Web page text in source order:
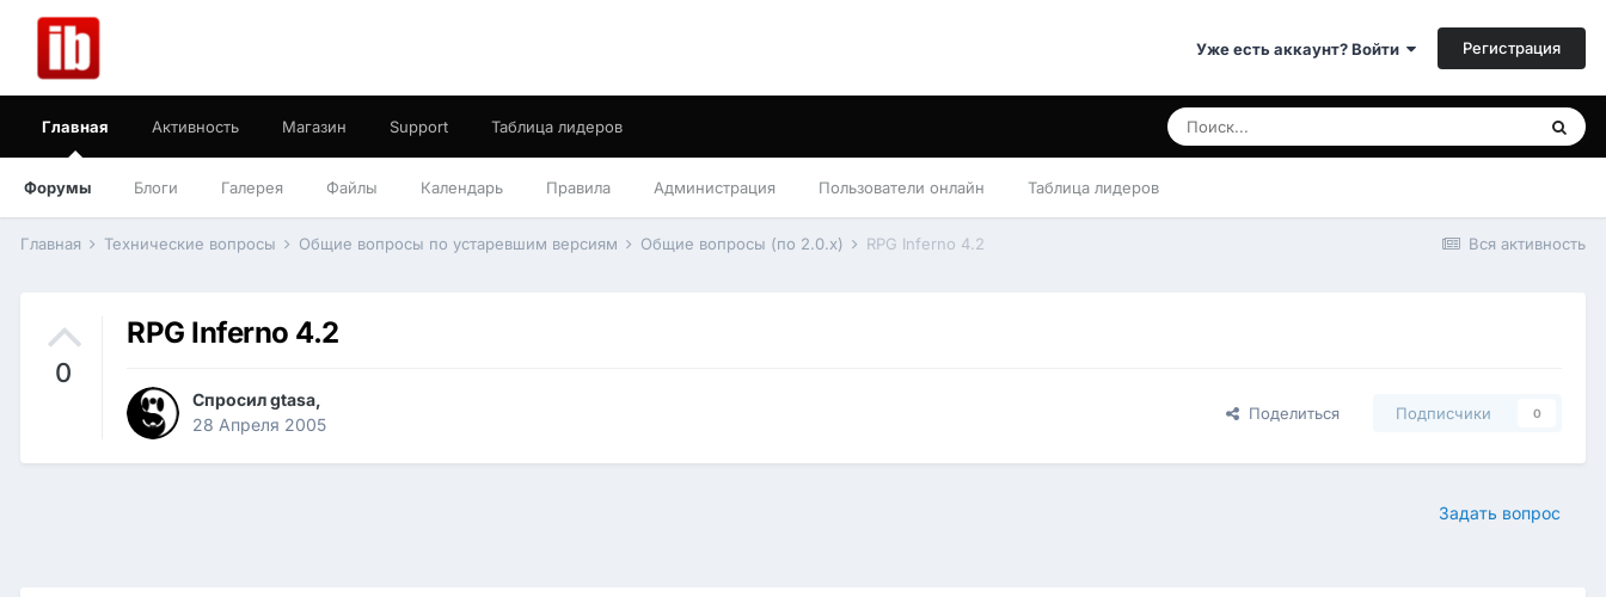
Уже есть аккаунт? Войти Регистрация
Главная
Форумы Блоги Галерея Файлы Календарь Правила Администрация Пользователи онлайн Таблица лидеров
Активность Магазин Support Таблица лидеров
Вся активность
Главная Технические вопросы Общие вопросы по устаревшим версиям Общие вопросы (по 2.0.x) RPG Inferno 4.2
0
RPG Inferno 4.2
Спросилgtasa,
28 Апреля 2005
Поделиться Подписчики 0
Задать вопрос